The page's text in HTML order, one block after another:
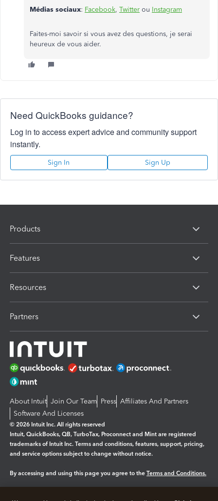
Médias sociaux: Facebook, Twitter ou Instagram
Faites-moi savoir si vous avez des questions, je serai
heureux de vous aider.
Need QuickBooks guidance?
Log in to access expert advice and community support
instantly.
Sign In Sign Up
Products
Features
Resources
Partners
About Intuit Join Our Team Press Affiliates And Partners
Software And Licenses
© 2026 Intuit Inc. All rights reserved
Intuit, QuickBooks, QB, TurboTax, Proconnect and Mint are registered
trademarks of Intuit Inc. Terms and conditions, features, support, pricing,
and service options subject to change without notice.
By accessing and using this page you agree to the Terms and Conditions.